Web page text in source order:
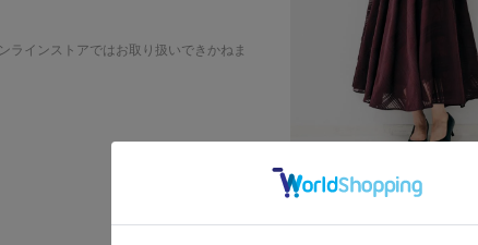
インストアではお取り扱いできかねま